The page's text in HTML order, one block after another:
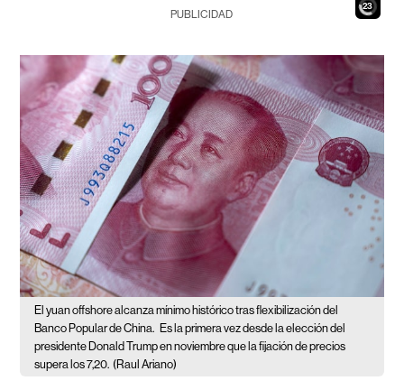
21
PUBLICIDAD
El yuan offshore alcanza mínimo histórico tras flexibilización del
Banco Popular de China. Es la primera vez desde la elección del
presidente Donald Trump en noviembre que la fijación de precios
supera los 7,20. (Raul Ariano)